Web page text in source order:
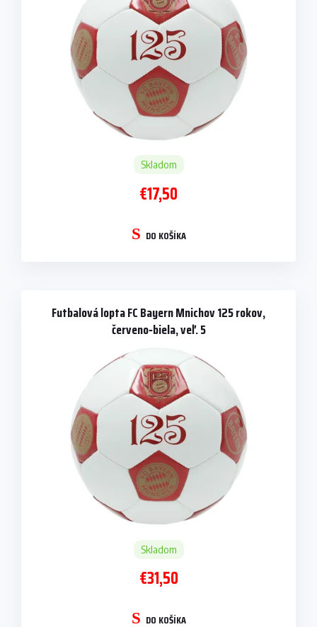
Skladom
€17,50
DO KOŠÍKA
Futbalová lopta FC Bayern Mnichov 125 rokov,
červeno‑biela, veľ. 5
Skladom
€31,50
DO KOŠÍKA